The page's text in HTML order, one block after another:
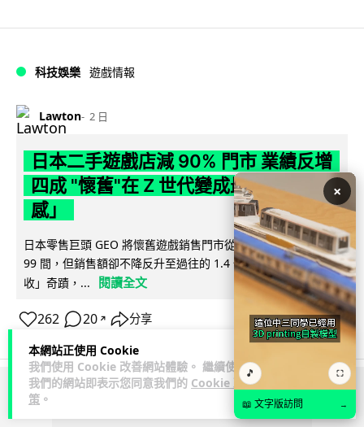
本網站正使用 Cookie
我們使用 Cookie 改善網站體驗。 繼續使用
我們的網站即表示您同意我們的 Cookie 政
策 。
科技娛樂 遊戲情報
Lawton 2 日
日本二手遊戲店減 90% 門市 業績反增
四成 "懷舊"在 Z 世代變成最潮「新鮮
感」
日本零售巨頭 GEO 將懷舊遊戲銷售門市從 1,000 間大幅減至
99 間，但銷售額卻不降反升至過往的 1.4 倍。做到「減店增
收」奇蹟，...
閱讀全文
262 20 ↗ 分享
×
🎵 ⛶
📖 文字版訪問 →